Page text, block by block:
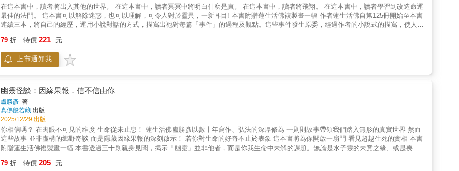
在這本書中，讀者將出入其他的世界。 在這本書中，讀者冥冥中將明白什麼是真。 在這本書中，讀者將飛翔。 在這本書中，讀者學習到改造命運
最佳的法門。 這本書可以解除迷惑，也可以理解，可令人對於靈異，一新耳目! 本書附贈蓮生活佛複製畫一幅 作者蓮生活佛自第125冊開始至本書
連續三本，將自己的經歷，運用小說對話的方式，描寫出祂對每篇「事件」的過程及觀點。這些事件發生原委，經過作者的小說式的描寫，使人能
因為那需要親身的經歷，那需要在神奇之中又能洞悉，需要在平凡之中又有異賦，更要面對現實，這是指引眾生走向開悟的生命之旅程。這些事件
是真真實實現現實社會上演，信不信就由您。
79 折 特價 221 元
上市通知我
幽靈怪談：因緣果報．信不信由你
盧勝彥 著
真佛般若藏 出版
2025/12/29 出版
你相信嗎？ 在肉眼不可見的維度 生命從未止息！ 蓮生活佛盧勝彥以數十年寫作、弘法的深厚修為 一則則故事帶領我們踏入無形的真實世界 然而
這些故事 並非虛構的鄉野奇談 而是隱藏因緣果報的深刻啟示！ 若你對生命的好奇不止於表象 這本書將為你開啟一扇門 看見超越生死的實相 本書
附贈蓮生活佛複製畫一幅 本書透過三十則親身見聞，揭示「幽靈」並非他者，而是你我生命中未解的課題。無論是水子靈的未竟之緣、或是喪門
驚異中體悟——放下執著，方能超越恐懼看清因果，才能真正自由
79 折 特價 205 元